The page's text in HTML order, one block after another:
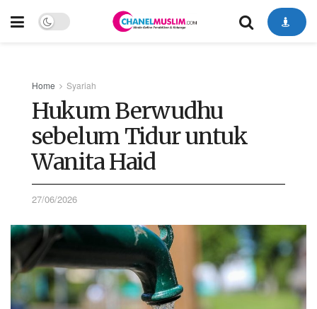
Home Syariah
Hukum Berwudhu
sebelum Tidur untuk
Wanita Haid
27/06/2026